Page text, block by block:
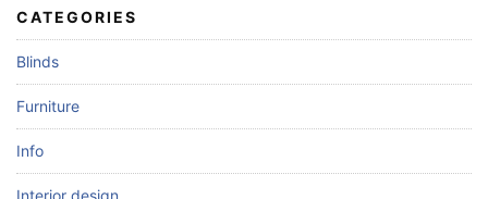
CATEGORIES
Blinds
Furniture
Info